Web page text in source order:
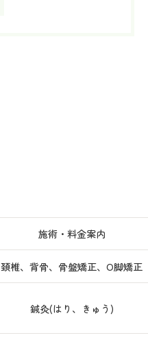
施術・料金案内
頚椎、背骨、骨盤矯正、O脚矯正
鍼灸(はり、きゅう)